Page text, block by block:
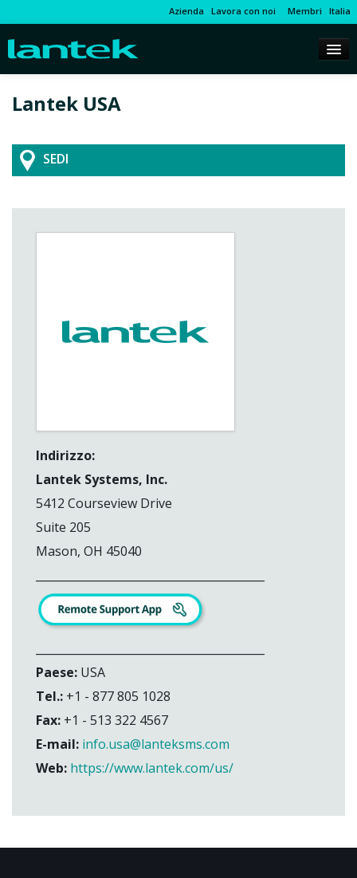
Azienda Lavora con noi Membri Italia
Lantek USA
SEDI
Indirizzo:
Lantek Systems, Inc.
5412 Courseview Drive
Suite 205
Mason, OH 45040
Paese: USA
Tel.: +1 - 877 805 1028
Fax: +1 - 513 322 4567
E-mail: info.usa@lanteksms.com
Web: https://www.lantek.com/us/